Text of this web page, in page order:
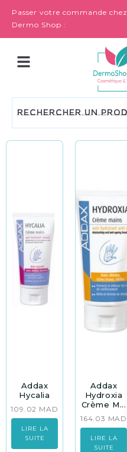
Passer votre commande chez
Dermo Shop :
Addax
Hycalia
109.02 MAD
LIRE LA
SUITE
Addax
Hydroxia
Crème M...
164.03 MAD
LIRE LA
SUITE